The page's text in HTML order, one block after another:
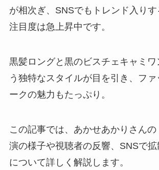
が相次ぎ、SNSでもトレンド入り
注目度は急上昇中です。
黒髪ロングと黒のビスチェキャミワ
う独特なスタイルが目を引き、ファ
ークの魅力もたっぷり。
この記事では、あかせあかりさんの
演の様子や視聴者の反響、SNSで
について詳しく解説します。